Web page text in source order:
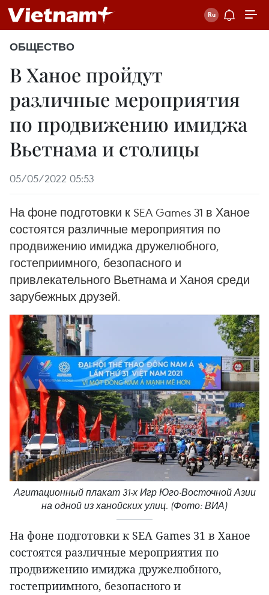
ОБЩЕСТВО
В Ханое пройдут
различные мероприятия
по продвижению имиджа
Вьетнама и столицы
05/05/2022 05:53
На фоне подготовки к SEA Games 31 в Ханое
состоятся различные мероприятия по
продвижению имиджа дружелюбного,
гостеприимного, безопасного и
привлекательного Вьетнама и Ханоя среди
зарубежных друзей.
Агитационный плакат 31-х Игр Юго-Восточной Азии
на одной из ханойских улиц. (Фото: ВИА)
На фоне подготовки к SEA Games 31 в Ханое
состоятся различные мероприятия по
продвижению имиджа дружелюбного,
гостеприимного, безопасного и